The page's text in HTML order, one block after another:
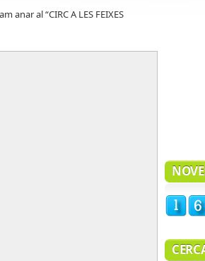
anar al “CIRC A LES FEIXES